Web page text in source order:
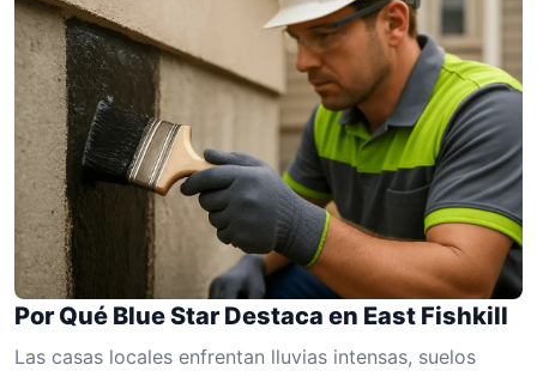
Por Qué Blue Star Destaca en East Fishkill
Las casas locales enfrentan lluvias intensas, suelos